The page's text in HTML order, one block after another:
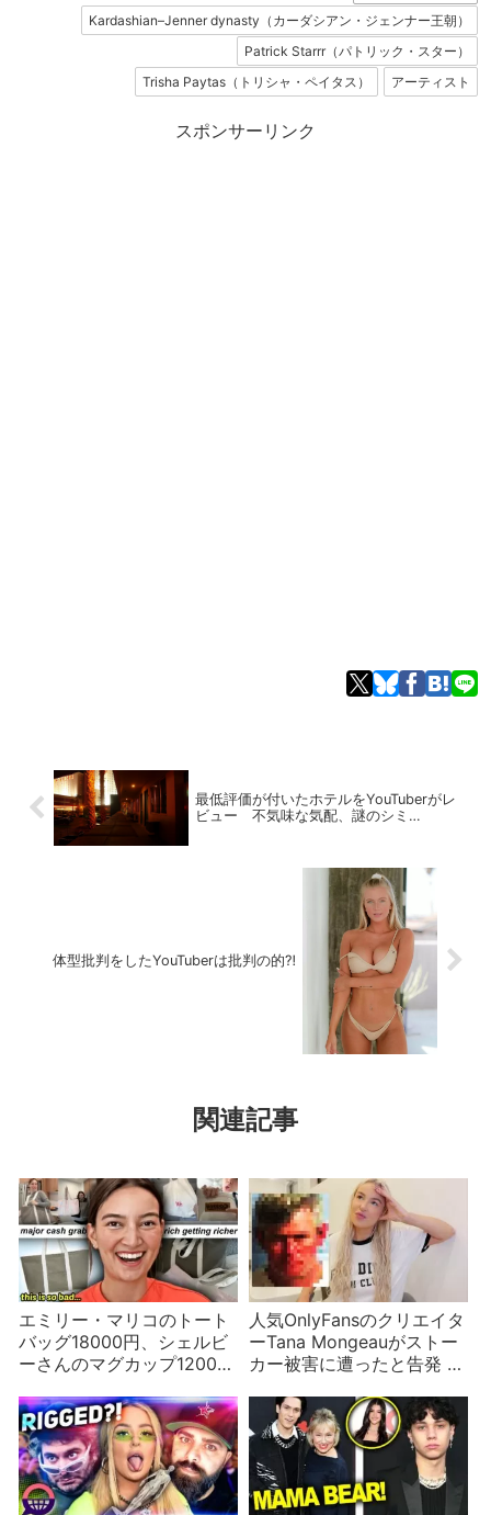
Kardashian–Jenner dynasty（カーダシアン・ジェンナー王朝）
Patrick Starrr（パトリック・スター）
Trisha Paytas（トリシャ・ペイタス）
アーティスト
スポンサーリンク
最低評価が付いたホテルをYouTuberがレ
ビュー 不気味な気配、謎のシミ…
体型批判をしたYouTuberは批判の的⁈
関連記事
エミリー・マリコのトート
バッグ18000円、シェルビ
ーさんのマグカップ12000
「感覚」の生み出す魔術
人気OnlyFansのクリエイタ
ーTana Mongeauがストー
カー被害に遭ったと告発 イ
ーに遭いやすい？